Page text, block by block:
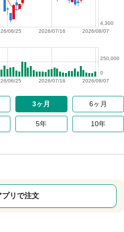
2026/08/07
2026/07/16
06/25
4,300
2026/08/07
2026/07/16
06/25
0
250,000
3ヶ月 6ヶ月
5年 10年
プリで注文